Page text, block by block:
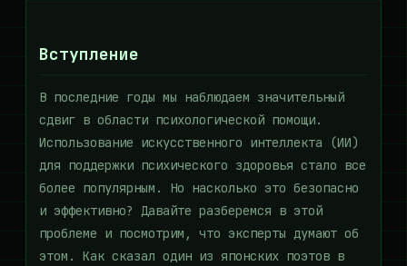
Вступление
В последние годы мы наблюдаем значительный
сдвиг в области психологической помощи.
Использование искусственного интеллекта (ИИ)
для поддержки психического здоровья стало все
более популярным. Но насколько это безопасно
и эффективно? Давайте разберемся в этой
проблеме и посмотрим, что эксперты думают об
этом. Как сказал один из японских поэтов в